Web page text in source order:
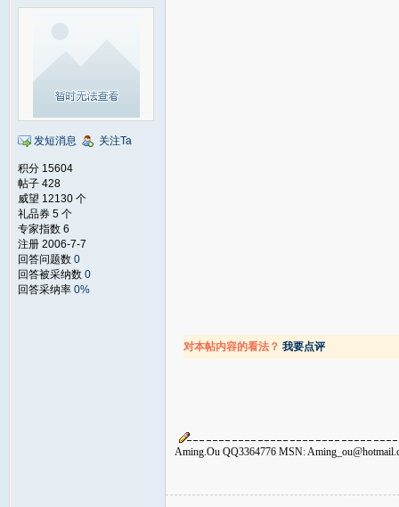
发短消息 关注Ta
积分 15604
帖子 428
威望 12130 个
礼品券 5 个
专家指数 6
注册 2006-7-7
回答问题数 0
回答被采纳数 0
回答采纳率 0%
对本帖内容的看法？ 我要点评
Aming.Ou QQ3364776 MSN: